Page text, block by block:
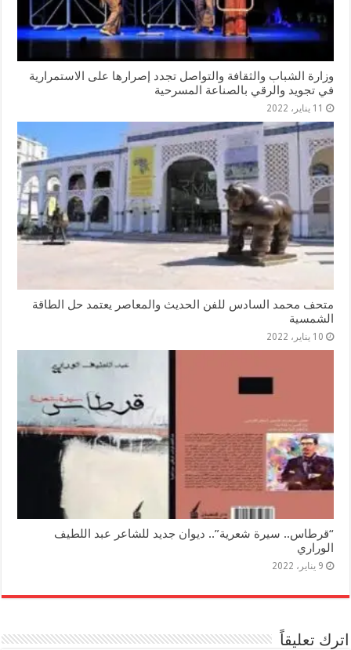
وزارة الشباب والثقافة والتواصل تجدد إصرارها على الاستمرارية
في تجويد والرقي بالصناعة المسرحية
11 يناير، 2022
متحف محمد السادس للفن الحديث والمعاصر يعتمد حل الطاقة
الشمسية
10 يناير، 2022
“قرطاس.. سيرة شعرية”.. ديوان جديد للشاعر عبد اللطيف
الوراري
9 يناير، 2022
اترك تعليقاً